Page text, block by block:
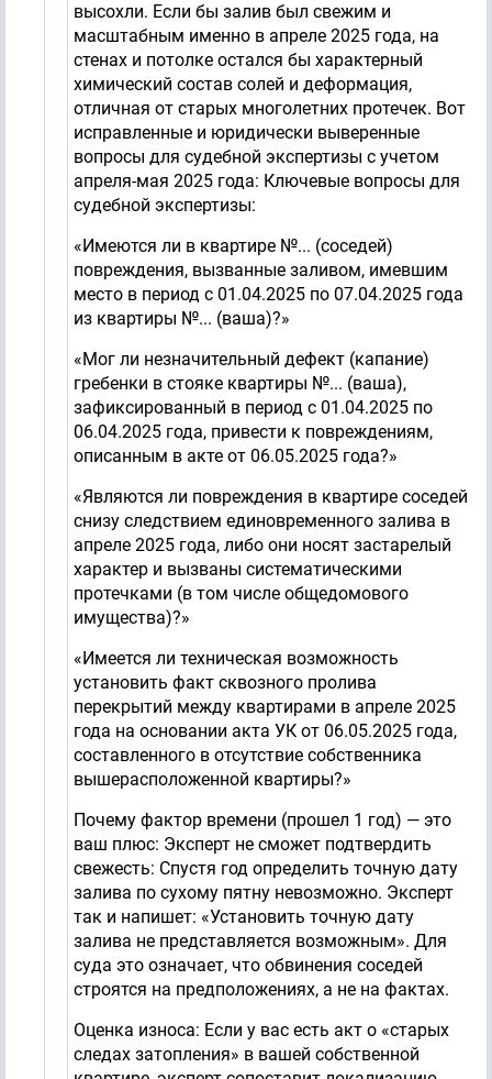
высохли. Если бы залив был свежим и
масштабным именно в апреле 2025 года, на
стенах и потолке остался бы характерный
химический состав солей и деформация,
отличная от старых многолетних протечек. Вот
исправленные и юридически выверенные
вопросы для судебной экспертизы с учетом
апреля-мая 2025 года: Ключевые вопросы для
судебной экспертизы:
«Имеются ли в квартире №... (соседей)
повреждения, вызванные заливом, имевшим
место в период с 01.04.2025 по 07.04.2025 года
из квартиры №... (ваша)?»
«Мог ли незначительный дефект (капание)
гребенки в стояке квартиры №... (ваша),
зафиксированный в период с 01.04.2025 по
06.04.2025 года, привести к повреждениям,
описанным в акте от 06.05.2025 года?»
«Являются ли повреждения в квартире соседей
снизу следствием единовременного залива в
апреле 2025 года, либо они носят застарелый
характер и вызваны систематическими
протечками (в том числе общедомового
имущества)?»
«Имеется ли техническая возможность
установить факт сквозного пролива
перекрытий между квартирами в апреле 2025
года на основании акта УК от 06.05.2025 года,
составленного в отсутствие собственника
вышерасположенной квартиры?»
Почему фактор времени (прошел 1 год) — это
ваш плюс: Эксперт не сможет подтвердить
свежесть: Спустя год определить точную дату
залива по сухому пятну невозможно. Эксперт
так и напишет: «Установить точную дату
залива не представляется возможным». Для
суда это означает, что обвинения соседей
строятся на предположениях, а не на фактах.
Оценка износа: Если у вас есть акт о «старых
следах затопления» в вашей собственной